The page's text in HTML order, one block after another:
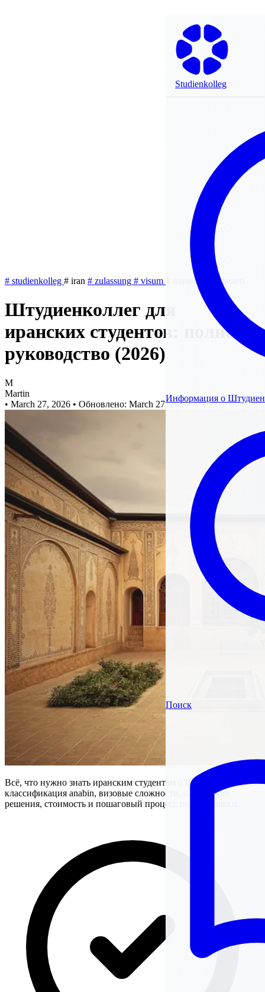
Studienkolleg
Информация о
Поиск
# studienkolleg # iran # zulassung # visum iranische-studenten
Штудиенколлег для
иранских студентов: полное
руководство (2026)
M
Martin
• March 27, 2026 • Обновлено: March 27, 2026
Всё, что нужно знать иранским студентам о Штудиенколлеге:
классификация anabin, визовые сложности, банковские
решения, стоимость и пошаговый процесс подачи заявки.